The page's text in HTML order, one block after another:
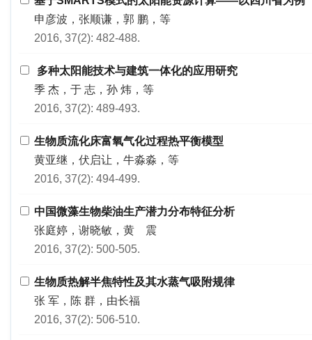
申彦波，张顺谦，郭 鹏，等
2016, 37(2): 482-488.
多种太阳能技术与建筑一体化的应用研究
季 杰，于 志，孙 炜，等
2016, 37(2): 489-493.
生物质流化床富氧气化过程热平衡模型
黄亚继，伏启让，牛淼淼，等
2016, 37(2): 494-499.
中国微藻生物柴油生产潜力分布特征分析
张庭婷，谢晓敏，黄 震
2016, 37(2): 500-505.
生物质热解半焦特性及其水蒸气吸附规律
张 军，陈 群，由长福
2016, 37(2): 506-510.